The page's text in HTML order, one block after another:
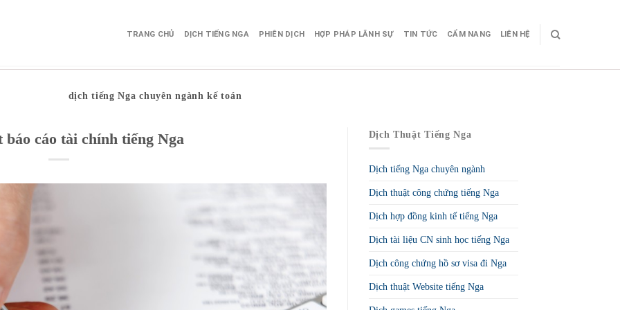
TRANG CHỦ DỊCH TIẾNG NGA PHIÊN DỊCH HỢP PHÁP LÃNH SỰ TIN TỨC CẨM NANG LIÊN HỆ
dịch tiếng Nga chuyên ngành kế toán
báo cáo tài chính tiếng Nga Dịch Thuật Tiếng Nga
Dịch tiếng Nga chuyên ngành
Dịch thuật công chứng tiếng Nga
Dịch hợp đồng kinh tế tiếng Nga
Dịch tài liệu CN sinh học tiếng Nga
Dịch công chứng hồ sơ visa đi Nga
Dịch thuật Website tiếng Nga